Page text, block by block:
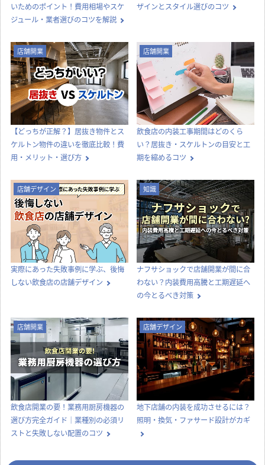
いためのポイント！費用相場やスケ
ジュール・業者選びのコツを解説
ザインとスタイル選びのコツ
店舗開業
【どっちが正解？】居抜き物件とス
ケルトン物件の違いを徹底比較！費
用・メリット・選び方
店舗開業
飲食店の内装工事期間はどのくら
い？居抜き・スケルトンの目安と工
期を縮めるコツ
店舗デザイン
実際にあった失敗事例に学ぶ、後悔
しない飲食店の店舗デザイン
知識
ナフサショックで店舗開業が間に合
わない？内装費用高騰と工期遅延へ
の今とるべき対策
店舗開業
飲食店開業の要！業務用厨房機器の
選び方完全ガイド｜業種別の必須リ
ストと失敗しない配置のコツ
店舗デザイン
地下店舗の内装を成功させるには？
照明・換気・ファサード設計がカギ